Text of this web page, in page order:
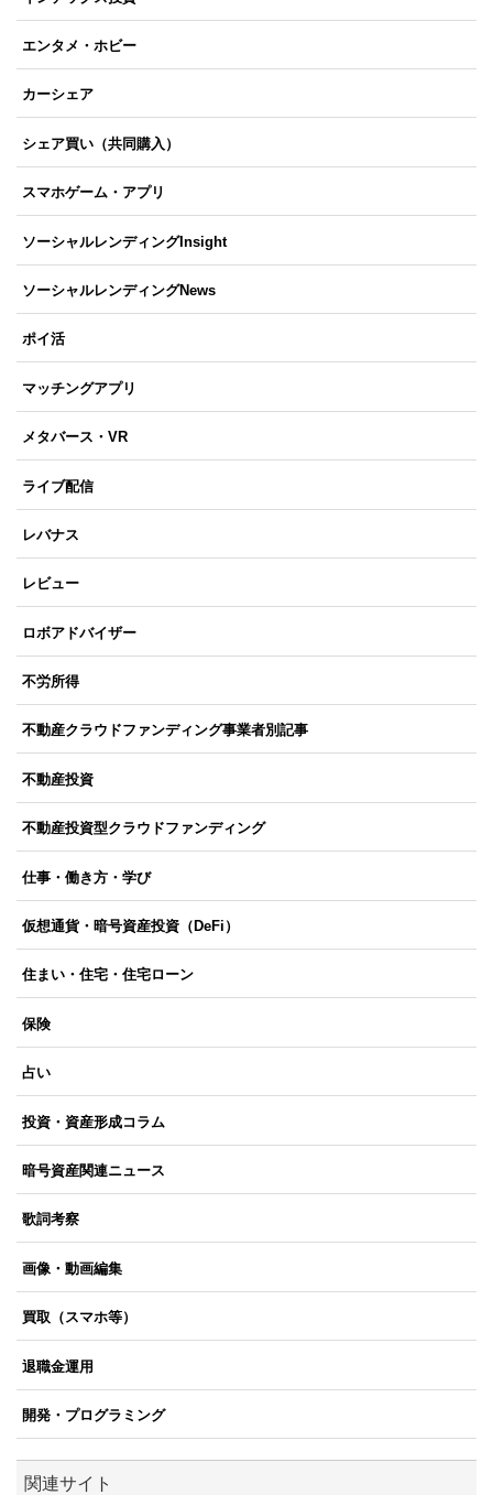
エンタメ・ホビー
カーシェア
シェア買い（共同購入）
スマホゲーム・アプリ
ソーシャルレンディングInsight
ソーシャルレンディングNews
ポイ活
マッチングアプリ
メタバース・VR
ライブ配信
レバナス
レビュー
ロボアドバイザー
不労所得
不動産クラウドファンディング事業者別記事
不動産投資
不動産投資型クラウドファンディング
仕事・働き方・学び
仮想通貨・暗号資産投資（DeFi）
住まい・住宅・住宅ローン
保険
占い
投資・資産形成コラム
暗号資産関連ニュース
歌詞考察
画像・動画編集
買取（スマホ等）
退職金運用
開発・プログラミング
関連サイト